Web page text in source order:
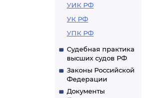
УИК РФ
УК РФ
УПК РФ
Судебная практика
высших судов РФ
Законы Российской
Федерации
Документы